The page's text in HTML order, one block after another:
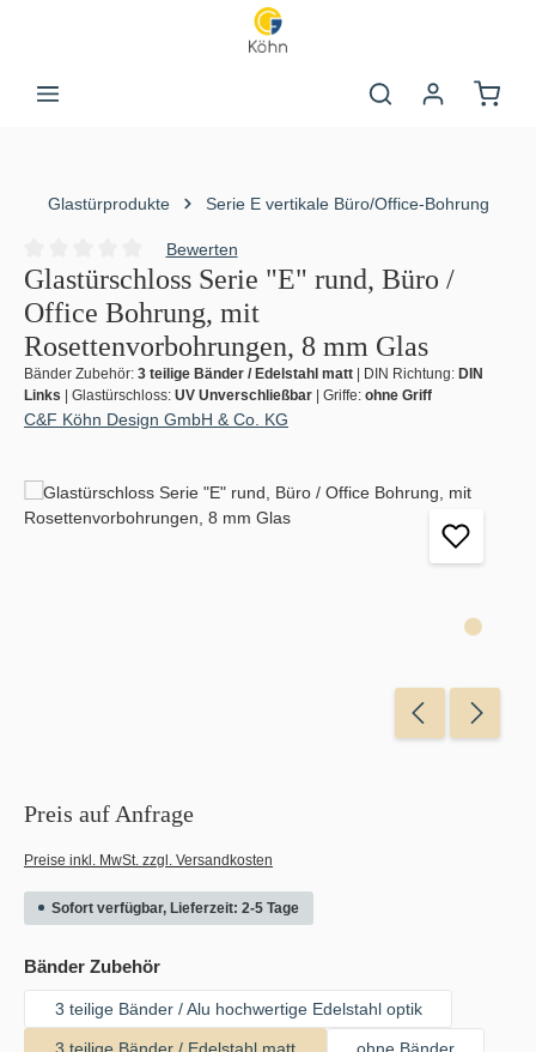
Glastürprodukte Serie E vertikale Büro/Office-Bohrung
Durchschnittliche Bewertung von 0 von 5 Sternen
Bewerten
Glastürschloss Serie "E" rund, Büro /
Office Bohrung, mit
Rosettenvorbohrungen, 8 mm Glas
Bänder Zubehör: 3 teilige Bänder / Edelstahl matt | DIN Richtung: DIN
Links | Glastürschloss: UV Unverschließbar | Griffe: ohne Griff
C&F Köhn Design GmbH & Co. KG
Bildergalerie überspringen
Preis auf Anfrage
Preise inkl. MwSt. zzgl. Versandkosten
Sofort verfügbar, Lieferzeit: 2-5 Tage
Bänder Zubehörauswählen
3 teilige Bänder / Alu hochwertige Edelstahl optik
3 teilige Bänder / Edelstahl matt ohne Bänder